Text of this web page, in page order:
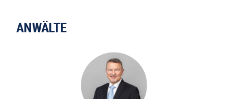
ANWÄLTE